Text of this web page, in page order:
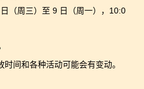
（周三）至 9 日（周一），10:0
间和各种活动可能会有变动。